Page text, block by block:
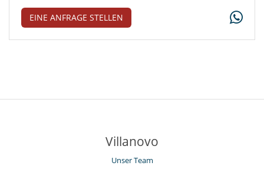
EINE ANFRAGE STELLEN
Villanovo
Unser Team